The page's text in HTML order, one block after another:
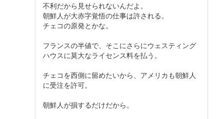
不利だから見せられないんだよ。
朝鮮人が大赤字覚悟の仕事は許される。
チェコの原発とかな。
フランスの半値で、そこにさらにウェスティング
ハウスに莫大なライセンス料を払う。
チェコを西側に留めたいから、アメリカも朝鮮人
に受注を許可。
朝鮮人が損するだけだから。